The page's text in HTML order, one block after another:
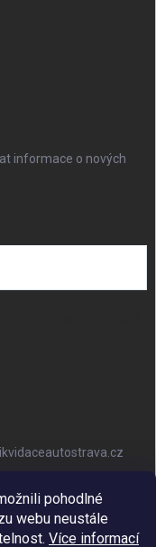
pohodlné
webu neustále
Více informací
informace o nových